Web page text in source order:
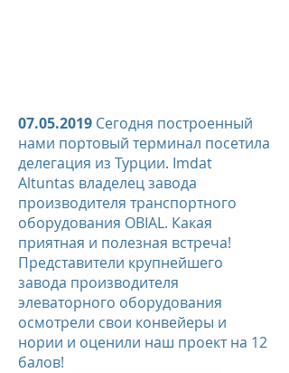
07.05.2019 Сегодня построенный
нами портовый терминал посетила
делегация из Турции. Imdat
Altuntas владелец завода
производителя транспортного
оборудования OBIAL. Какая
приятная и полезная встреча!
Представители крупнейшего
завода производителя
элеваторного оборудования
осмотрели свои конвейеры и
нории и оценили наш проект на 12
балов!